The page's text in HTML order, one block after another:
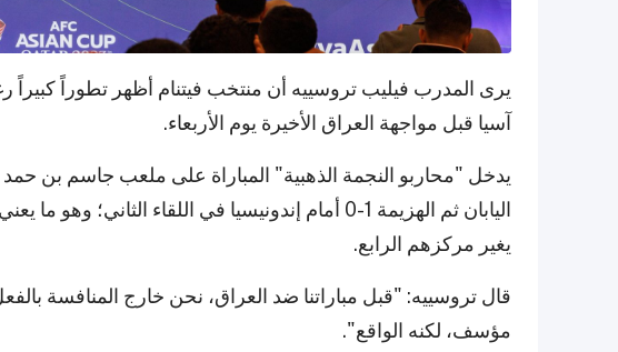
يرى المدرب فيليب تروسييه أن منتخب فيتنام أظهر تطوراً
آسيا قبل مواجهة العراق الأخيرة يوم الأربعاء.
اليابان ثم الهزيمة 1-0 أمام إندونيسيا في اللقاء
يغير مركزهم الرابع.
قال تروسييه: "قبل مباراتنا ضد العراق، نحن خارج المنافسة
مؤسف، لكنه الواقع".